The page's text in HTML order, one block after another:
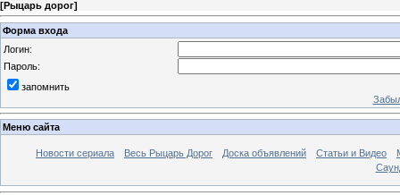
[Рыцарь дорог]
Форма входа
Логин:
Пароль:
запомнить
Меню сайта
Новости сериала Весь Рыцарь Дорог Доска объявлений Статьи и Видео